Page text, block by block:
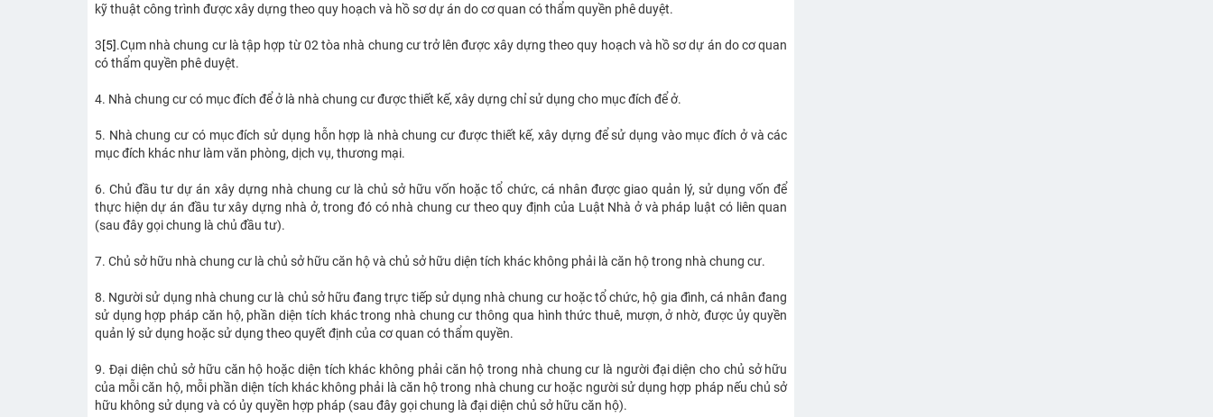
kỹ thuật công trình được xây dựng theo quy hoạch và hồ sơ dự án do cơ quan có thẩm quyền phê duyệt.
3[5].Cụm nhà chung cư là tập hợp từ 02 tòa nhà chung cư trở lên được xây dựng theo quy hoạch và hồ sơ dự án do cơ quan
có thẩm quyền phê duyệt.
4. Nhà chung cư có mục đích để ở là nhà chung cư được thiết kế, xây dựng chỉ sử dụng cho mục đích để ở.
5. Nhà chung cư có mục đích sử dụng hỗn hợp là nhà chung cư được thiết kế, xây dựng để sử dụng vào mục đích ở và các
mục đích khác như làm văn phòng, dịch vụ, thương mại.
6. Chủ đầu tư dự án xây dựng nhà chung cư là chủ sở hữu vốn hoặc tổ chức, cá nhân được giao quản lý, sử dụng vốn để
thực hiện dự án đầu tư xây dựng nhà ở, trong đó có nhà chung cư theo quy định của Luật Nhà ở và pháp luật có liên quan
(sau đây gọi chung là chủ đầu tư).
7. Chủ sở hữu nhà chung cư là chủ sở hữu căn hộ và chủ sở hữu diện tích khác không phải là căn hộ trong nhà chung cư.
8. Người sử dụng nhà chung cư là chủ sở hữu đang trực tiếp sử dụng nhà chung cư hoặc tổ chức, hộ gia đình, cá nhân đang
sử dụng hợp pháp căn hộ, phần diện tích khác trong nhà chung cư thông qua hình thức thuê, mượn, ở nhờ, được ủy quyền
quản lý sử dụng hoặc sử dụng theo quyết định của cơ quan có thẩm quyền.
9. Đại diện chủ sở hữu căn hộ hoặc diện tích khác không phải căn hộ trong nhà chung cư là người đại diện cho chủ sở hữu
của mỗi căn hộ, mỗi phần diện tích khác không phải là căn hộ trong nhà chung cư hoặc người sử dụng hợp pháp nếu chủ sở
hữu không sử dụng và có ủy quyền hợp pháp (sau đây gọi chung là đại diện chủ sở hữu căn hộ).